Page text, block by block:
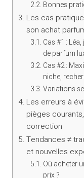
Bonnes
Les cas
son achat
Cas #1 :
de parfum
Cas #2 :
niche,
Variations
Les erreurs à
pièges
correction
Tendances ≠
et nouvelles
Où acheter
prix ?